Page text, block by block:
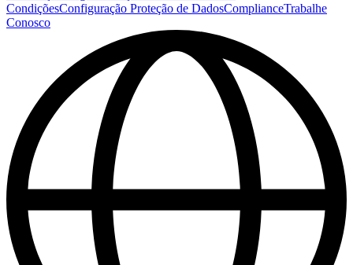
CondiçõesConfiguração Proteção de DadosComplianceTrabalhe
Conosco